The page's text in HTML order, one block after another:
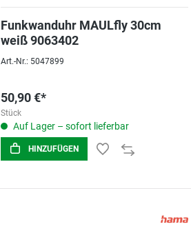
Funkwanduhr MAULfly 30cm
weiß 9063402
Art.-Nr.: 5047899
50,90 €*
Stück
Auf Lager – sofort lieferbar
HINZUFÜGEN